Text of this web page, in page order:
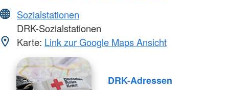
Sozialstationen
DRK-Sozialstationen
Karte: Link zur Google Maps Ansicht
DRK-Adressen